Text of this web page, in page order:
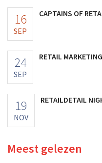
16
SEP
CAPTAINS OF
24
SEP
RETAIL
19
NOV
RETAILDETAIL
Meest gelezen